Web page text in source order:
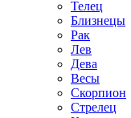
Телец
Близнецы
Рак
Лев
Дева
Весы
Скорпион
Стрелец